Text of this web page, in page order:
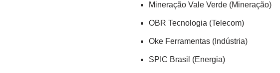
Mineração Vale Verde (Mineração)
OBR Tecnologia (Telecom)
Oke Ferramentas (Indústria)
SPIC Brasil (Energia)